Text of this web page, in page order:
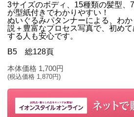
3サイズのボディ、15種類の髪型、
が型紙付きでわかりやすい！
ぬいぐるみパタンナーによる、わ
説＋豊富なプロセス写真で、初め
する人も安心です。
B5 総128頁
本体価格 1,700円
(税込価格 1,870円)